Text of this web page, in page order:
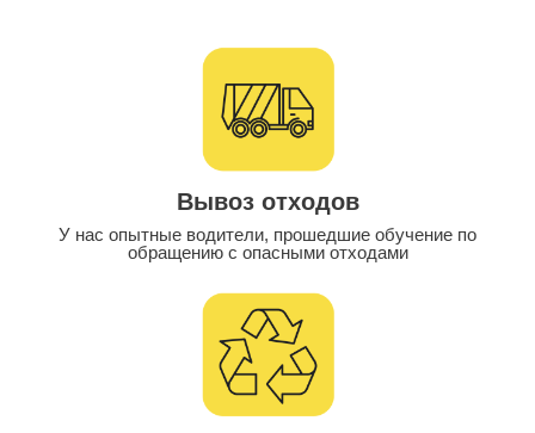
Вывоз отходов
У нас опытные водители, прошедшие обучение по
обращению с опасными отходами